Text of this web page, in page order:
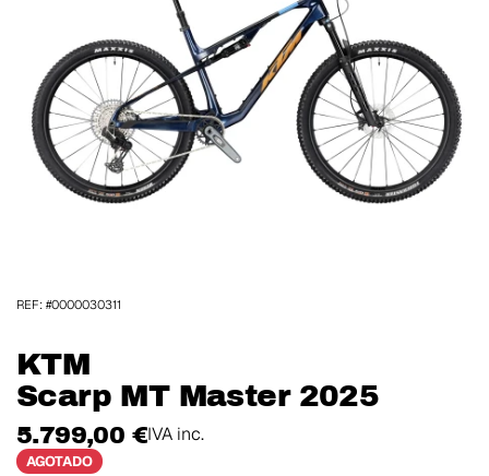
KTM
Scarp MT Master 2025
5.799,00 €IVA inc.
AGOTADO
REF: #0000030311